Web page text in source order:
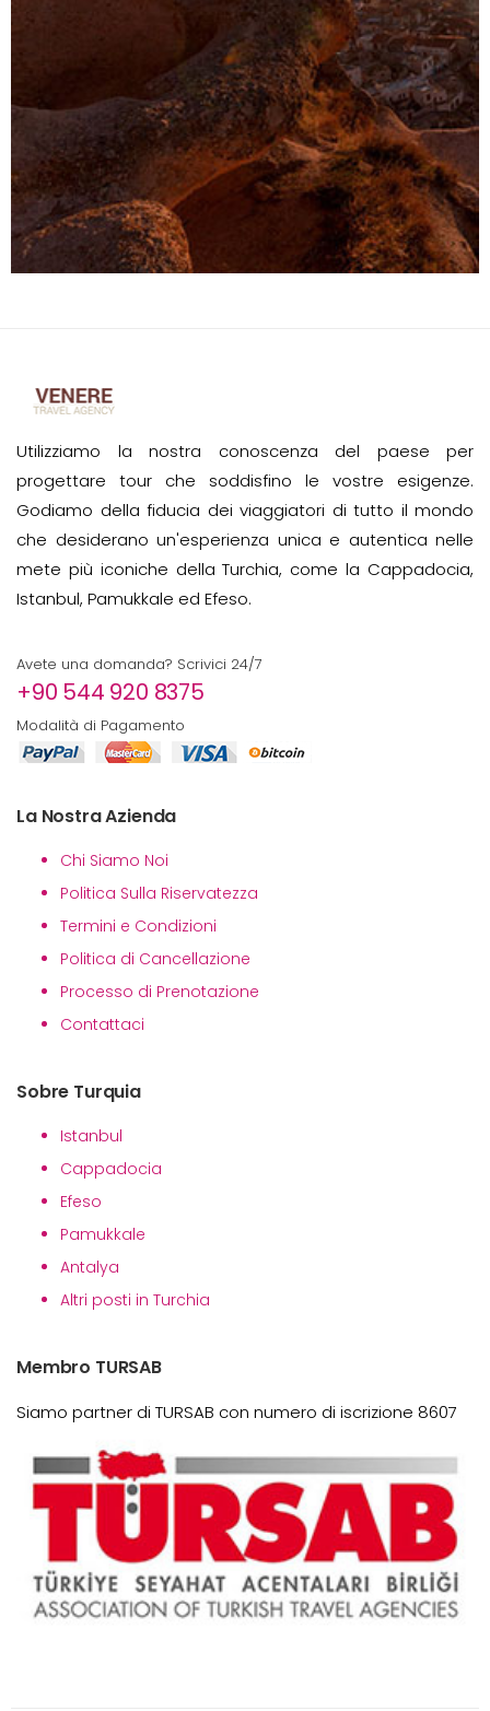
Utilizziamo la nostra conoscenza del paese per
progettare tour che soddisfino le vostre esigenze.
Godiamo della fiducia dei viaggiatori di tutto il mondo
che desiderano un'esperienza unica e autentica nelle
mete più iconiche della Turchia, come la Cappadocia,
Istanbul, Pamukkale ed Efeso.
Avete una domanda? Scrivici 24/7
+90 544 920 8375
Modalità di Pagamento
La Nostra Azienda
Chi Siamo Noi
Politica Sulla Riservatezza
Termini e Condizioni
Politica di Cancellazione
Processo di Prenotazione
Contattaci
Sobre Turquia
Istanbul
Cappadocia
Efeso
Pamukkale
Antalya
Altri posti in Turchia
Membro TURSAB
Siamo partner di TURSAB con numero di iscrizione 8607